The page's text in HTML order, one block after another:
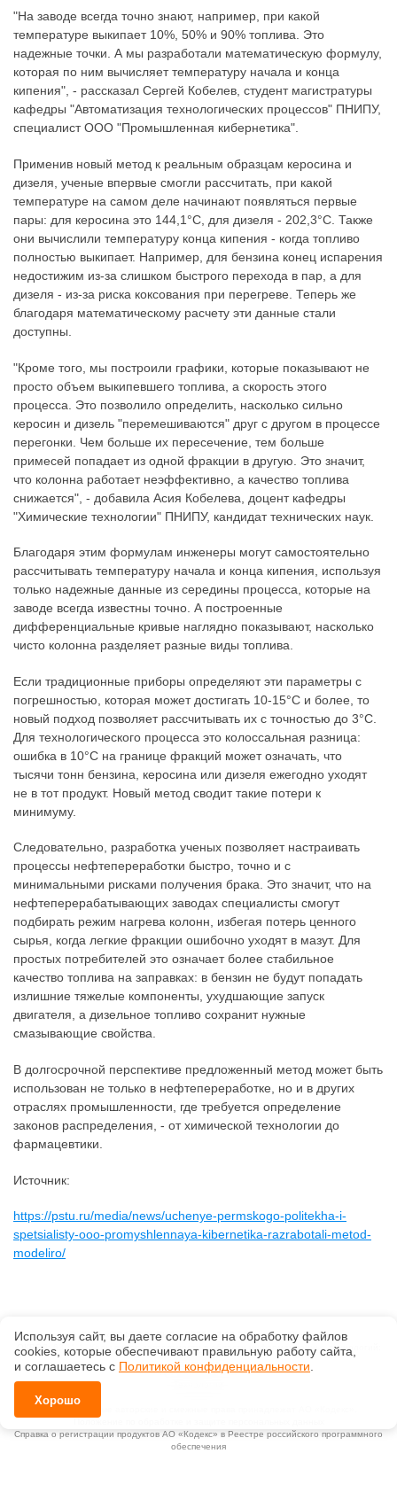
"На заводе всегда точно знают, например, при какой
температуре выкипает 10%, 50% и 90% топлива. Это
надежные точки. А мы разработали математическую формулу,
которая по ним вычисляет температуру начала и конца
кипения", - рассказал Сергей Кобелев, студент магистратуры
кафедры "Автоматизация технологических процессов" ПНИПУ,
специалист ООО "Промышленная кибернетика".
Применив новый метод к реальным образцам керосина и
дизеля, ученые впервые смогли рассчитать, при какой
температуре на самом деле начинают появляться первые
пары: для керосина это 144,1°C, для дизеля - 202,3°C. Также
они вычислили температуру конца кипения - когда топливо
полностью выкипает. Например, для бензина конец испарения
недостижим из-за слишком быстрого перехода в пар, а для
дизеля - из-за риска коксования при перегреве. Теперь же
благодаря математическому расчету эти данные стали
доступны.
"Кроме того, мы построили графики, которые показывают не
просто объем выкипевшего топлива, а скорость этого
процесса. Это позволило определить, насколько сильно
керосин и дизель "перемешиваются" друг с другом в процессе
перегонки. Чем больше их пересечение, тем больше
примесей попадает из одной фракции в другую. Это значит,
что колонна работает неэффективно, а качество топлива
снижается", - добавила Асия Кобелева, доцент кафедры
"Химические технологии" ПНИПУ, кандидат технических наук.
Благодаря этим формулам инженеры могут самостоятельно
рассчитывать температуру начала и конца кипения, используя
только надежные данные из середины процесса, которые на
заводе всегда известны точно. А построенные
дифференциальные кривые наглядно показывают, насколько
чисто колонна разделяет разные виды топлива.
Если традиционные приборы определяют эти параметры с
погрешностью, которая может достигать 10-15°C и более, то
новый подход позволяет рассчитывать их с точностью до 3°C.
Для технологического процесса это колоссальная разница:
ошибка в 10°C на границе фракций может означать, что
тысячи тонн бензина, керосина или дизеля ежегодно уходят
не в тот продукт. Новый метод сводит такие потери к
минимуму.
Следовательно, разработка ученых позволяет настраивать
процессы нефтепереработки быстро, точно и с
минимальными рисками получения брака. Это значит, что на
нефтеперерабатывающих заводах специалисты смогут
подбирать режим нагрева колонн, избегая потерь ценного
сырья, когда легкие фракции ошибочно уходят в мазут. Для
простых потребителей это означает более стабильное
качество топлива на заправках: в бензин не будут попадать
излишние тяжелые компоненты, ухудшающие запуск
двигателя, а дизельное топливо сохранит нужные
смазывающие свойства.
В долгосрочной перспективе предложенный метод может быть
использован не только в нефтепереработке, но и в других
отраслях промышленности, где требуется определение
законов распределения, - от химической технологии до
фармацевтики.
Источник:
https://pstu.ru/media/news/uchenye-permskogo-politekha-i-
spetsialisty-ooo-promyshlennaya-kibernetika-razrabotali-metod-
modeliro/
©ООО «СОФТ-АЛЬЯНС», 2026, v2.12.20 revision: 67b0ca1b
ОКВЭД: 63.11.1, Коды видов деятельности в области информационных технологий:
1.01, 3.01
Ценовая политика
Исключительные авторские и смежные права принадлежат АО «Кодекс».
Справка о регистрации продуктов АО «Кодекс» в Реестре российского программного
обеспечения
Используя сайт, вы даете согласие на обработку файлов
сооkiеs, которые обеспечивают правильную работу сайта,
и соглашаетесь с Политикой конфиденциальности
Хорошо